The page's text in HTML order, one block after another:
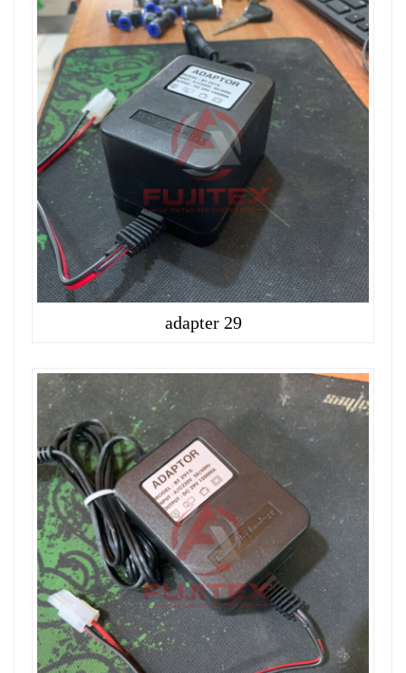
adapter 29